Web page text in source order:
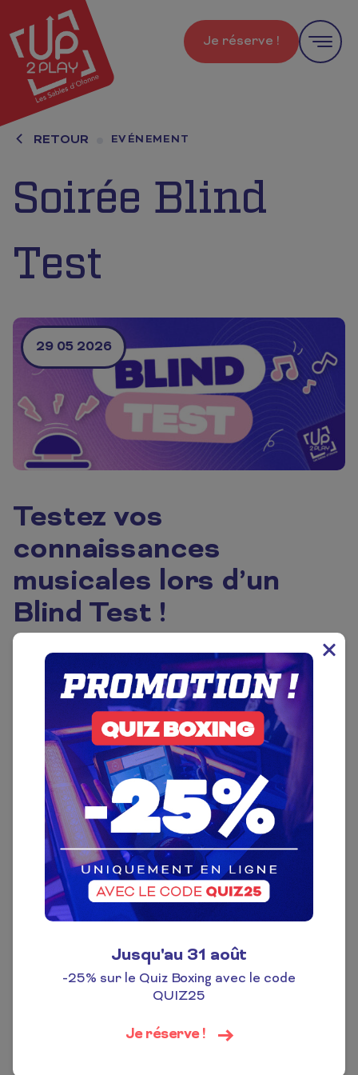
Je réserve !
Jusqu'au 31 août
-25% sur le Quiz Boxing avec le code
QUIZ25
Je réserve !
RETOUR EVÉNEMENT
Soirée Blind
Test
29 05 2026
Testez vos
connaissances
musicales lors d’un
Blind Test !
Envie de passer une bonne soirée avant le weekend
Vendredi 29 mai à 20h , rendez-vous chezUP2PLAY
Les Sables d’Olonnepour un superBlind Test
BLK Event! 🎶✨
En équipe ou en solo, affûtez vos oreilles et
préparez-vous !
Des tubes des années 80 aux hits du moment,
aura pour tous les goûts et toutes les générations !
😄🎵
Prêt(e)s à vous amuser ? 🥳
Gratuit – Réservation conseillée